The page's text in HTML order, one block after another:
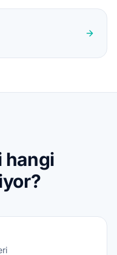
hangi